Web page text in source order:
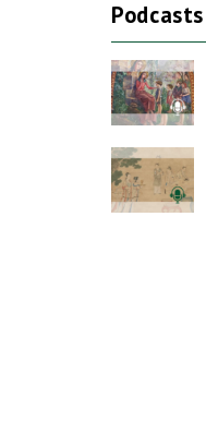
Podcasts